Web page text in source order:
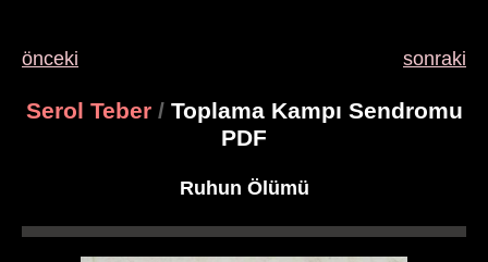
önceki sonraki
Serol Teber /Toplama Kampı Sendromu
PDF
Ruhun Ölümü